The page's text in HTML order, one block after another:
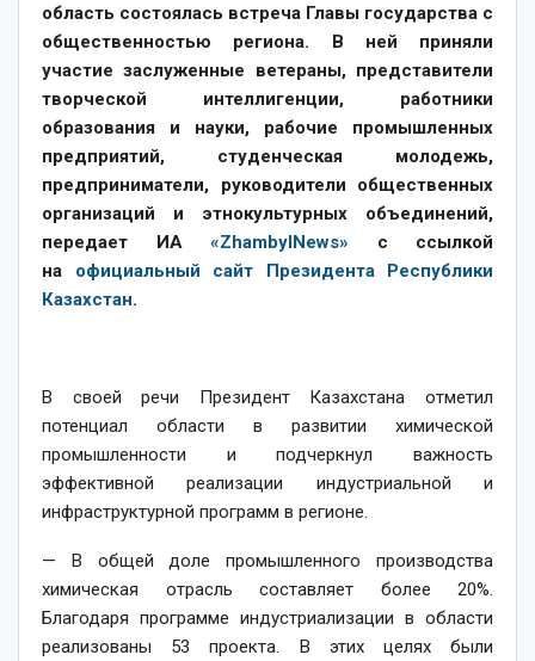
область состоялась встреча Главы государства с
общественностью региона. В ней приняли
участие заслуженные ветераны, представители
творческой интеллигенции, работники
образования и науки, рабочие промышленных
предприятий, студенческая молодежь,
предприниматели, руководители общественных
организаций и этнокультурных объединений,
передает ИА «ZhambylNews» с ссылкой
на официальный сайт Президента Республики
Казахстан.
В своей речи Президент Казахстана отметил
потенциал области в развитии химической
промышленности и подчеркнул важность
эффективной реализации индустриальной и
инфраструктурной программ в регионе.
— В общей доле промышленного производства
химическая отрасль составляет более 20%.
Благодаря программе индустриализации в области
реализованы 53 проекта. В этих целях были